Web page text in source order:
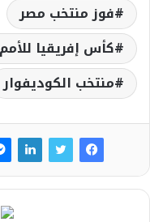
فوز منتخب مصر
كأس إفريقيا
منتخب الكوديفوار